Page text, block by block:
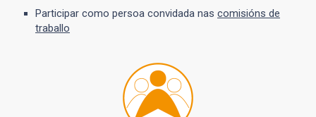
Participar como persoa convidada nas comisións de
traballo